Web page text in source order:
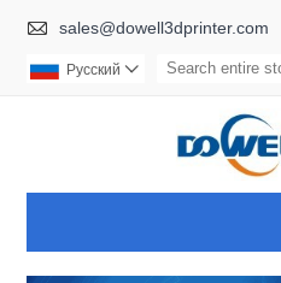
 sales@dowell3dprinter.com
Pусский 